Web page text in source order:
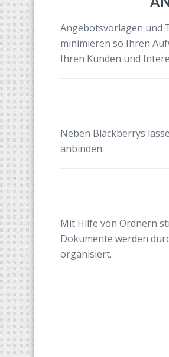
Angebotsvorlagen und
minimieren so Ihren
Ihren Kunden und
Neben Blackberrys
anbinden.
Mit Hilfe von Ordnern
Dokumente werden
organisiert.